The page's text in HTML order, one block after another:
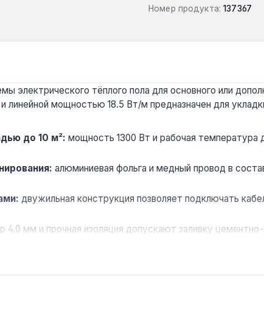
Номер продукта: 137367
электрического тёплого пола для основного или
линейной мощностью 18.5 Вт/м предназначен для
до 10 м²: мощность 1300 Вт и рабочая температура
алюминиевая фольга и медный провод в
двужильная конструкция позволяет подключать
4.0 мм и прочная изоляция допускают заливку
людей. Производство — Чехия. Гарантия 10